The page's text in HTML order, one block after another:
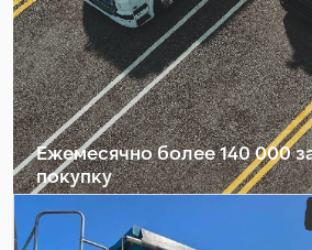
Ежемесячно более 140 000
покупку
Выбрать пакет